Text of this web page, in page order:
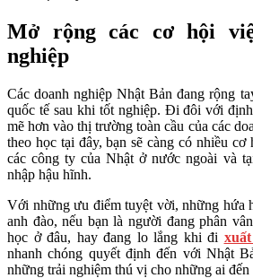
Mở rộng các cơ hội
nghiệp
Các doanh nghiệp Nhật Bản đang rộng
quốc tế sau khi tốt nghiệp. Đi đôi với
mẽ hơn vào thị trường toàn cầu của các
theo học tại đây, bạn sẽ càng có nhiều
các công ty của Nhật ở nước ngoài và
nhập hậu hĩnh.
Với những ưu điểm tuyệt vời, những hứa
anh đào, nếu bạn là người đang phân
học ở đâu, hay đang lo lắng khi đi
nhanh chóng quyết định đến với Nhật
những trải nghiệm thú vị cho những ai